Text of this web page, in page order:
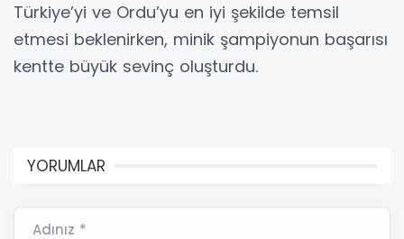
Türkiye’yi ve Ordu’yu en iyi şekilde temsil
etmesi beklenirken, minik şampiyonun başarısı
kentte büyük sevinç oluşturdu.
YORUMLAR
Adınız *